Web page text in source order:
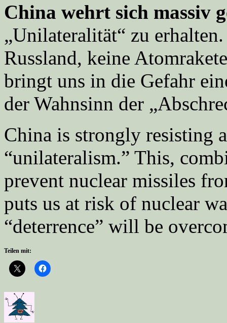
China wehrt sich massiv
„Unilateralität“ zu
Russland, keine
bringt uns in die Gefahr
der Wahnsinn der
China is strongly resisting
“unilateralism.” This,
prevent nuclear missiles
puts us at risk of nuclear
“deterrence” will be
Teilen mit: